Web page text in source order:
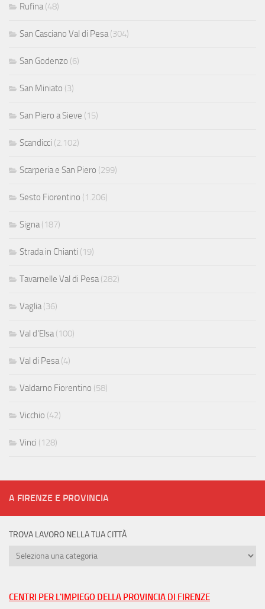
Rufina(48)
San Casciano Val di Pesa(304)
San Godenzo (6)
San Miniato (3)
San Piero a Sieve (15)
Scandicci (2.102)
Scarperia e San Piero (299)
Sesto Fiorentino (1.206)
Signa(187)
Strada in Chianti (19)
Tavarnelle Val di Pesa(282)
Vaglia(36)
Val d'Elsa(100)
Val di Pesa(4)
Valdarno Fiorentino (58)
Vicchio (42)
Vinci (128)
A FIRENZE E PROVINCIA
TROVA LAVORO NELLA TUA CITTÀ
Trova
tua
CENTRI PER L'IMPIEGO DELLA PROVINCIA DI FIRENZE